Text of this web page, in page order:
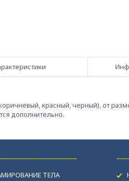
красный, черный), от
дополнительно.
ТЕЛА